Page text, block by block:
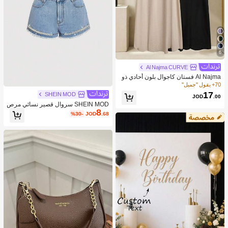
6
Al Najma CURVE
Al Najma فستان كاجوال بلون أحادي ذو
70+ يقول "جميل"
JOD17 .00
SHEIN MOD
SHEIN MOD سروال قصير نسائي مرص
ع بالراين والخرز الزجاجي وباللون الجينز
JOD8.68
%30-